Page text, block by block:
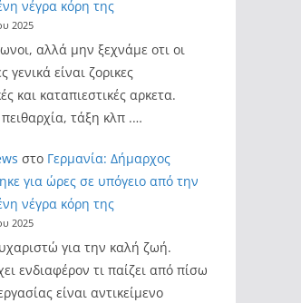
νέγρα κόρη της
2025
αλλά μην ξεχνάμε οτι οι
γενικά είναι ζορικες
και καταπιεστικές αρκετα.
τάξη κλπ .…
στο Γερμανία: Δήμαρχος
για ώρες σε υπόγειο από την
νέγρα κόρη της
2025
για την καλή ζωή.
ενδιαφέρον τι παίζει από πίσω
είναι αντικείμενο